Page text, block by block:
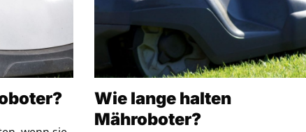
Wie lange halten
Mähroboter?